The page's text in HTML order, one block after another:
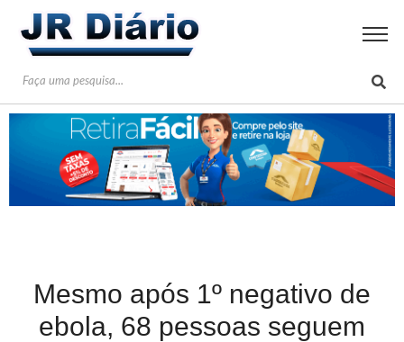
Mesmo após 1º negativo de
ebola, 68 pessoas seguem